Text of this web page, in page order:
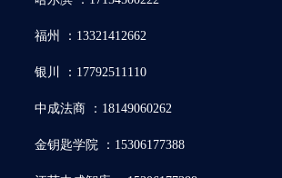
福州 ：13321412662
银川 ：17792511110
中成法商 ：18149060262
金钥匙学院 ：15306177388